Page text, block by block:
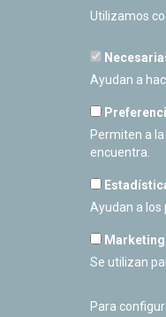
PLANETARIO
Calle Sancho
Cerrado
Utilizamos
Ayudan a
Permiten a
encuentra.
Ayudan a
Marketing
Se utilizan
Para